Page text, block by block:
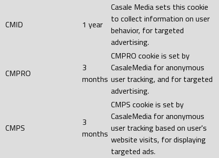
CMID 1 year
Casale Media sets this cookie
to collect information on user
behavior, for targeted
advertising.
CMPRO
3
months
CMPRO cookie is set by
CasaleMedia for anonymous
user tracking, and for targeted
advertising.
CMPS
3
months
CMPS cookie is set by
CasaleMedia for anonymous
user tracking based on user's
website visits, for displaying
targeted ads.